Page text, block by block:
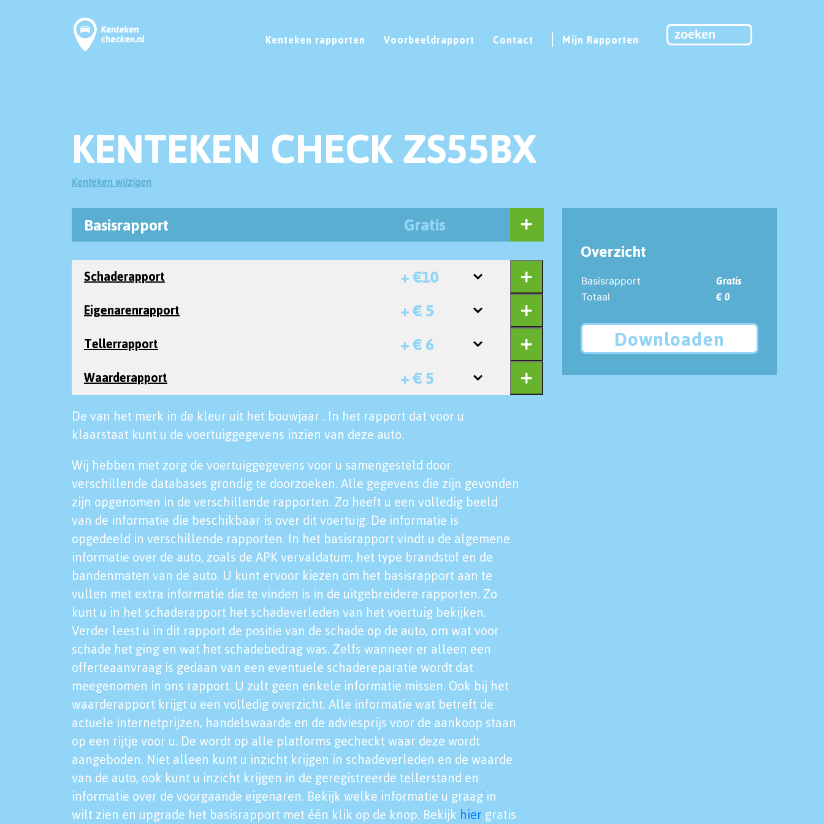
Kenteken rapporten Voorbeeldrapport Contact Mijn Rapporten
KENTEKEN CHECK ZS55BX
Kenteken wijzigen
Basisrapport Gratis
Schaderapport + €10
Eigenarenrapport + € 5
Tellerrapport + € 6
Waarderapport + € 5
De van het merk in de kleur uit het bouwjaar . In het rapport dat voor u
klaarstaat kunt u de voertuiggegevens inzien van deze auto.
Wij hebben met zorg de voertuiggegevens voor u samengesteld door
verschillende databases grondig te doorzoeken. Alle gegevens die zijn gevonden
zijn opgenomen in de verschillende rapporten. Zo heeft u een volledig beeld
van de informatie die beschikbaar is over dit voertuig. De informatie is
opgedeeld in verschillende rapporten. In het basisrapport vindt u de algemene
informatie over de auto, zoals de APK vervaldatum, het type brandstof en de
bandenmaten van de auto. U kunt ervoor kiezen om het basisrapport aan te
vullen met extra informatie die te vinden is in de uitgebreidere rapporten. Zo
kunt u in het schaderapport het schadeverleden van het voertuig bekijken.
Verder leest u in dit rapport de positie van de schade op de auto, om wat voor
schade het ging en wat het schadebedrag was. Zelfs wanneer er alleen een
offerteaanvraag is gedaan van een eventuele schadereparatie wordt dat
meegenomen in ons rapport. U zult geen enkele informatie missen. Ook bij het
waarderapport krijgt u een volledig overzicht. Alle informatie wat betreft de
actuele internetprijzen, handelswaarde en de adviesprijs voor de aankoop staan
op een rijtje voor u. De wordt op alle platforms gecheckt waar deze wordt
aangeboden. Niet alleen kunt u inzicht krijgen in schadeverleden en de waarde
van de auto, ook kunt u inzicht krijgen in de geregistreerde tellerstand en
informatie over de voorgaande eigenaren. Bekijk welke informatie u graag in
wilt zien en upgrade het basisrapport met één klik op de knop. Bekijk hier gratis
Overzicht
Basisrapport
Gratis
Totaal
€ 0
Downloaden